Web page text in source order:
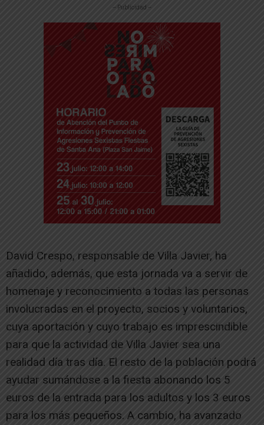
-- Publicidad --
David Crespo, responsable de Villa Javier, ha
añadido, además, que esta jornada va a servir de
homenaje y reconocimiento a todas las personas
involucradas en el proyecto, socios y voluntarios,
cuya aportación y cuyo trabajo es imprescindible
para que la actividad de Villa Javier sea una
realidad día tras día. El resto de la población podrá
ayudar sumándose a la fiesta abonando los 5
euros de la entrada para los adultos y los 3 euros
para los más pequeños. A cambio, ha avanzado